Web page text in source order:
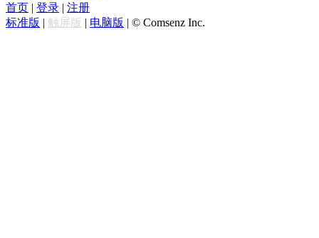
首页 | 登录 | 注册
标准版 | 触屏版 | 电脑版 | © Comsenz Inc.